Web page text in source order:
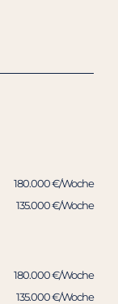
180.000 €/Woche
135.000 €/Woche
180.000 €/Woche
135.000 €/Woche